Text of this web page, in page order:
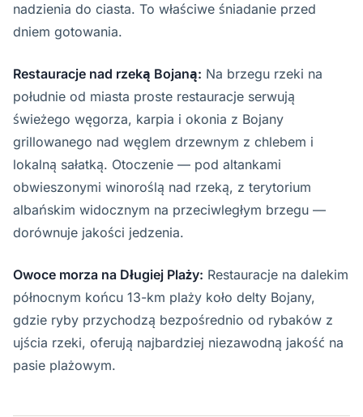
nadzienia do ciasta. To właściwe śniadanie przed
dniem gotowania.
Restauracje nad rzeką Bojaną: Na brzegu rzeki na
południe od miasta proste restauracje serwują
świeżego węgorza, karpia i okonia z Bojany
grillowanego nad węglem drzewnym z chlebem i
lokalną sałatką. Otoczenie — pod altankami
obwieszonymi winoroślą nad rzeką, z terytorium
albańskim widocznym na przeciwległym brzegu —
dorównuje jakości jedzenia.
Owoce morza na Długiej Plaży: Restauracje na dalekim
północnym końcu 13-km plaży koło delty Bojany,
gdzie ryby przychodzą bezpośrednio od rybaków z
ujścia rzeki, oferują najbardziej niezawodną jakość na
pasie plażowym.